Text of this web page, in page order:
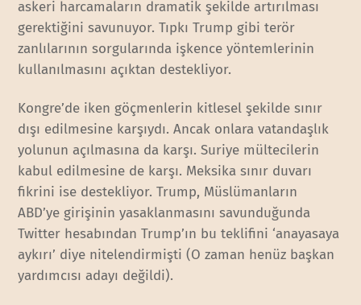
askeri harcamaların dramatik şekilde artırılması
gerektiğini savunuyor. Tıpkı Trump gibi terör
zanlılarının sorgularında işkence yöntemlerinin
kullanılmasını açıktan destekliyor.
Kongre’de iken göçmenlerin kitlesel şekilde sınır
dışı edilmesine karşıydı. Ancak onlara vatandaşlık
yolunun açılmasına da karşı. Suriye mültecilerin
kabul edilmesine de karşı. Meksika sınır duvarı
fikrini ise destekliyor. Trump, Müslümanların
ABD’ye girişinin yasaklanmasını savunduğunda
Twitter hesabından Trump’ın bu teklifini ‘anayasaya
aykırı’ diye nitelendirmişti (O zaman henüz başkan
yardımcısı adayı değildi).